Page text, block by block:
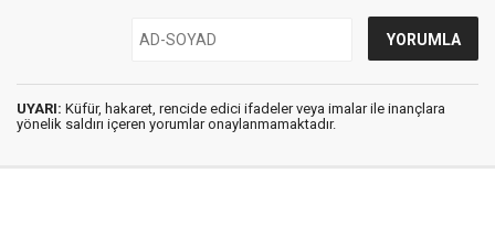
UYARI: Küfür, hakaret, rencide edici ifadeler veya imalar ile inançlara
yönelik saldırı içeren yorumlar onaylanmamaktadır.